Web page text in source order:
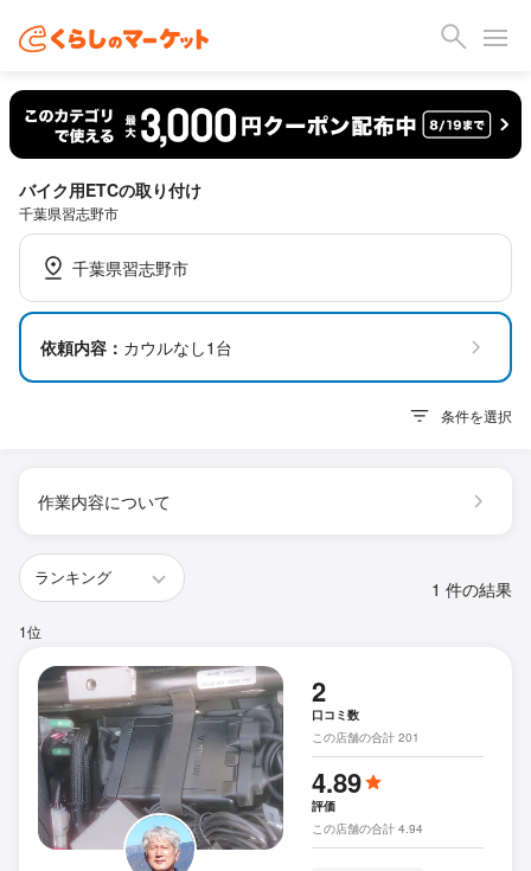
バイク用ETCの取り付け
千葉県習志野市
千葉県習志野市
依頼内容： カウルなし1台
条件を選択
作業内容について
1 件の結果
1位
2
口コミ数
この店舗の合計 201
4.89
評価
この店舗の合計 4.94